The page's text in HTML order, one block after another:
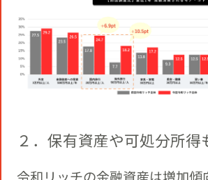
２．保有資産や可処分所得